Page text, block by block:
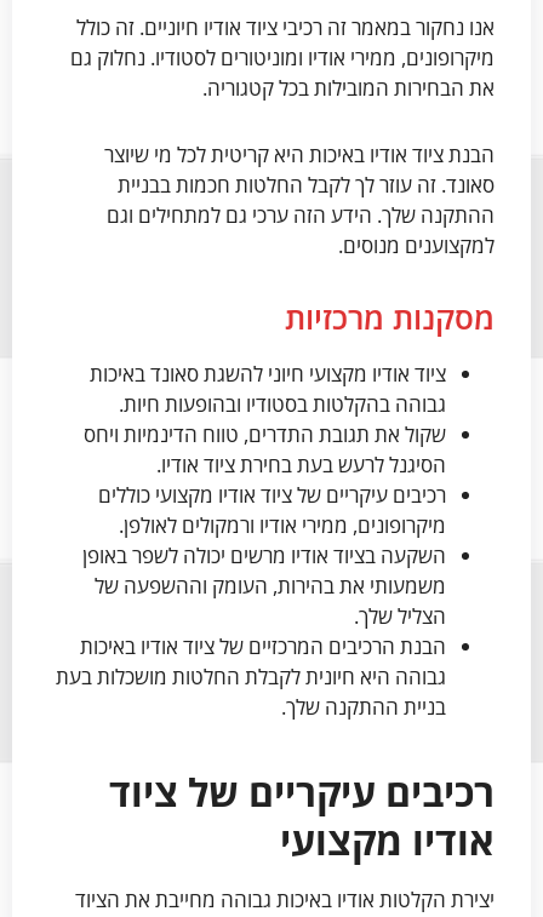
אנו נחקור במאמר זה רכיבי ציוד אודיו חיוניים. זה כולל
מיקרופונים, ממירי אודיו ומוניטורים לסטודיו. נחלוק גם
את הבחירות המובילות בכל קטגוריה.
הבנת ציוד אודיו באיכות היא קריטית לכל מי שיוצר
סאונד. זה עוזר לך לקבל החלטות חכמות בבניית
ההתקנה שלך. הידע הזה ערכי גם למתחילים וגם
למקצוענים מנוסים.
מסקנות מרכזיות
ציוד אודיו מקצועי חיוני להשגת סאונד באיכות
גבוהה בהקלטות בסטודיו ובהופעות חיות.
שקול את תגובת התדרים, טווח הדינמיות ויחס
הסיגנל לרעש בעת בחירת ציוד אודיו.
רכיבים עיקריים של ציוד אודיו מקצועי כוללים
מיקרופונים, ממירי אודיו ורמקולים לאולפן.
השקעה בציוד אודיו מרשים יכולה לשפר באופן
משמעותי את בהירות, העומק וההשפעה של
הצליל שלך.
הבנת הרכיבים המרכזיים של ציוד אודיו באיכות
גבוהה היא חיונית לקבלת החלטות מושכלות בעת
בניית ההתקנה שלך.
רכיבים עיקריים של ציוד
אודיו מקצועי
יצירת הקלטות אודיו באיכות גבוהה מחייבת את הציוד